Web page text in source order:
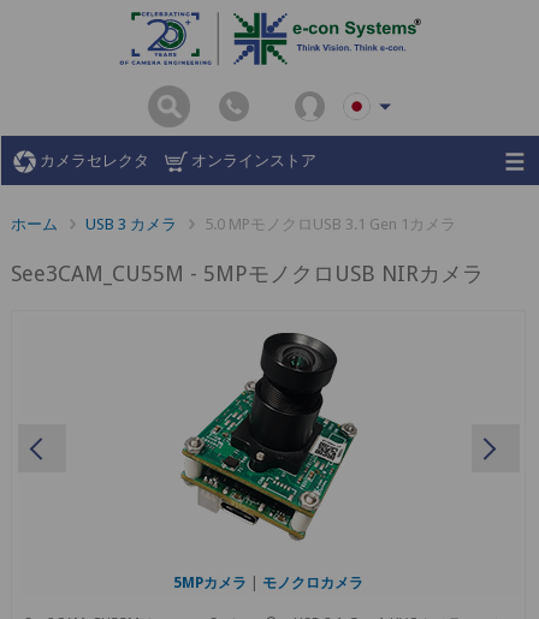
カメラセレクタ オンラインストア
ホーム USB 3 カメラ 5.0 MPモノクロUSB 3.1 Gen 1カメラ
See3CAM_CU55M - 5MPモノクロUSB NIRカメラ
5MPカメラ モノクロカメラ